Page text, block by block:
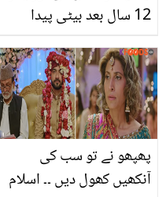
12 سال بعد بیٹی پیدا
ثمینہ کی شادی کو گھر
والوں نے کیسے قبول کیا اور
ان کے ساتھ قدرت نے کیا
کرشمہ دکھایا؟
پھپھو نے تو سب کی
آنکھیں کھول دیں ۔۔ اسلام